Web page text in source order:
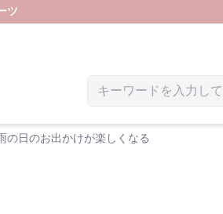
ツ
の日のお出かけが楽しくなる